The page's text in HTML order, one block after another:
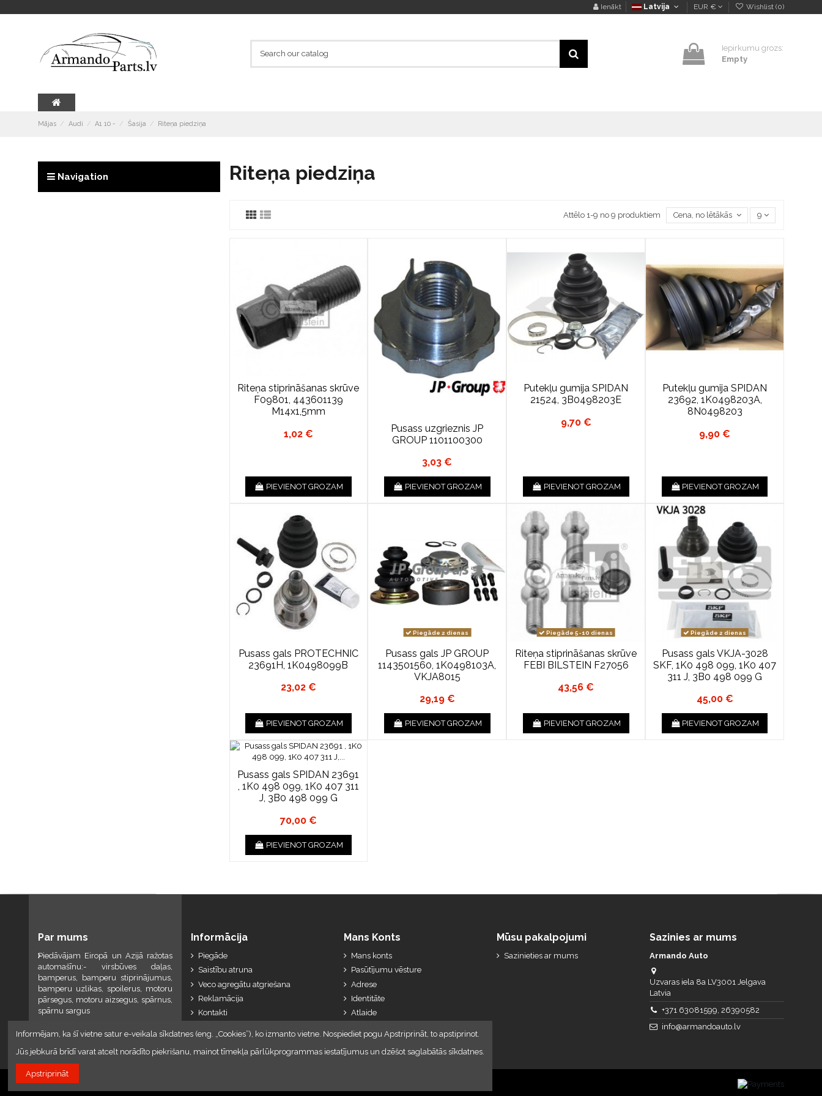
Ienākt Latvija EUR € Wishlist (0)
Iepirkumu grozs:
Empty
Mājas Audi A1 10 - Šasija Riteņa piedziņa
Riteņa piedziņa
Attēlo 1-9 no 9 produktiem Cena, no lētākās uz dārgāko
9
Riteņa stiprināšanas skrūve
F09801, 443601139
M14x1,5mm
1,02 €
PIEVIENOT GROZAM
Pusass uzgrieznis JP
GROUP 1101100300
3,03 €
PIEVIENOT GROZAM
Putekļu gumija SPIDAN
21524, 3B0498203E
9,70 €
PIEVIENOT GROZAM
Putekļu gumija SPIDAN
23692, 1K0498203A,
8N0498203
9,90 €
PIEVIENOT GROZAM
Pusass gals PROTECHNIC
23691H, 1K0498099B
23,02 €
PIEVIENOT GROZAM
Piegāde 2 dienas
Pusass gals JP GROUP
1143501560, 1K0498103A,
VKJA8015
29,19 €
PIEVIENOT GROZAM
Piegāde 5-10 dienas
Riteņa stiprināšanas skrūve
FEBI BILSTEIN F27056
43,56 €
PIEVIENOT GROZAM
Piegāde 2 dienas
Pusass gals VKJA-3028
SKF, 1K0 498 099, 1K0 407
311 J, 3B0 498 099 G
45,00 €
PIEVIENOT GROZAM
Pusass gals SPIDAN 23691
, 1K0 498 099, 1K0 407 311
J, 3B0 498 099 G
70,00 €
PIEVIENOT GROZAM
Navigation
Par mums
Piedāvājam Eiropā un Azijā ražotas
automašīnu:- virsbūves daļas,
bamperus, bamperu stiprinājumus,
bamperu uzlikas, spoilerus, motoru
pārsegus, motoru aizsegus, spārnus,
spārnu sargus
Informācija
Piegāde
Saistību atruna
Veco agregātu atgriešana
Reklamācija
Kontakti
Mans Konts
Mans konts
Pasūtījumu vēsture
Adrese
Identitāte
Atlaide
Mūsu pakalpojumi
Sazinieties ar mums
Sazinies ar mums
Armando Auto
Uzvaras iela 8a LV3001 Jelgava
Latvia
+371 63081599, 26390582
info@armandoauto.lv
2023 © Armando Auto SIA
Informējam, ka šī vietne satur e-veikala sīkdatnes (eng. „Cookies”), ko izmanto vietne. Nospiediet pogu Apstriprināt, to apstiprinot.
Jūs jebkurā brīdī varat atcelt norādīto piekrišanu, mainot tīmekļa pārlūkprogrammas iestatījumus un dzēšot saglabātās sīkdatnes.
Apstriprināt